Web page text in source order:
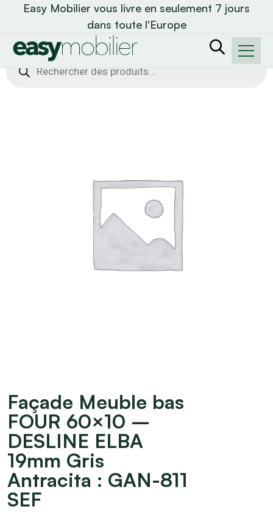
Easy Mobilier vous livre en seulement 7 jours
dans toute l'Europe
Recherche
de
Façade Meuble bas
FOUR 60×10 –
DESLINE ELBA
19mm Gris
Antracita : GAN-811
SEF